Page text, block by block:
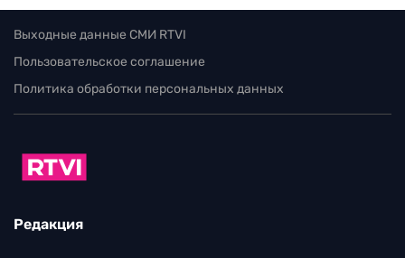
Выходные данные СМИ RTVI
Пользовательское соглашение
Политика обработки персональных данных
Редакция